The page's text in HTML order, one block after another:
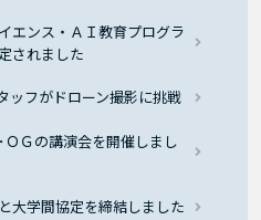
エンス・ＡＩ教育プログラ
されました
ッフがドローン撮影に挑戦
Ｇの講演会を開催しまし
大学間協定を締結しました